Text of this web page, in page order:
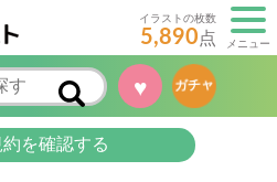
イラストの枚数
5,890点 メニュー
♥ ガチャ
を確認する